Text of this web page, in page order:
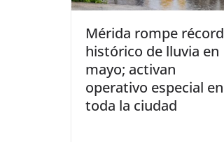
Mérida rompe récord
histórico de lluvia en
mayo; activan
operativo especial en
toda la ciudad